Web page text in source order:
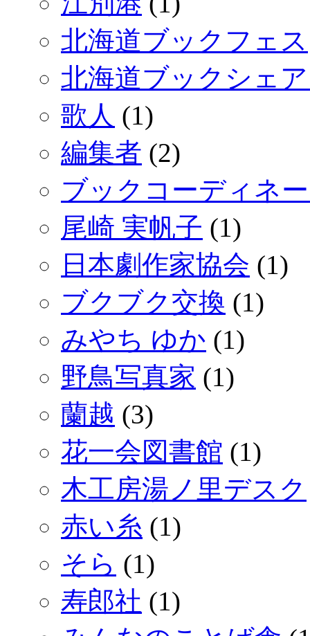
北海道ブックフェス
北海道ブックシェ
歌人 (1)
編集者 (2)
ブックコーディネ
尾崎 実帆子 (1)
日本劇作家協会 (1)
ブクブク交換 (1)
みやち ゆか (1)
野鳥写真家 (1)
蘭越 (3)
花一会図書館 (1)
木工房湯ノ里デスク
赤い糸 (1)
そら (1)
寿郎社 (1)